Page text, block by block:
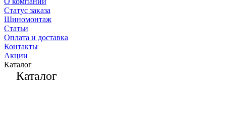
Статус заказа
Шиномонтаж
Статьи
Оплата и доставка
Контакты
Акции
Каталог
Каталог